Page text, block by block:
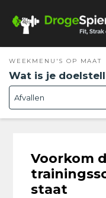
naar
naar
inhoud
naar
sidebar
footer
WEEKMENU'S OP MAAT
Wat is je
Voorkom
staat